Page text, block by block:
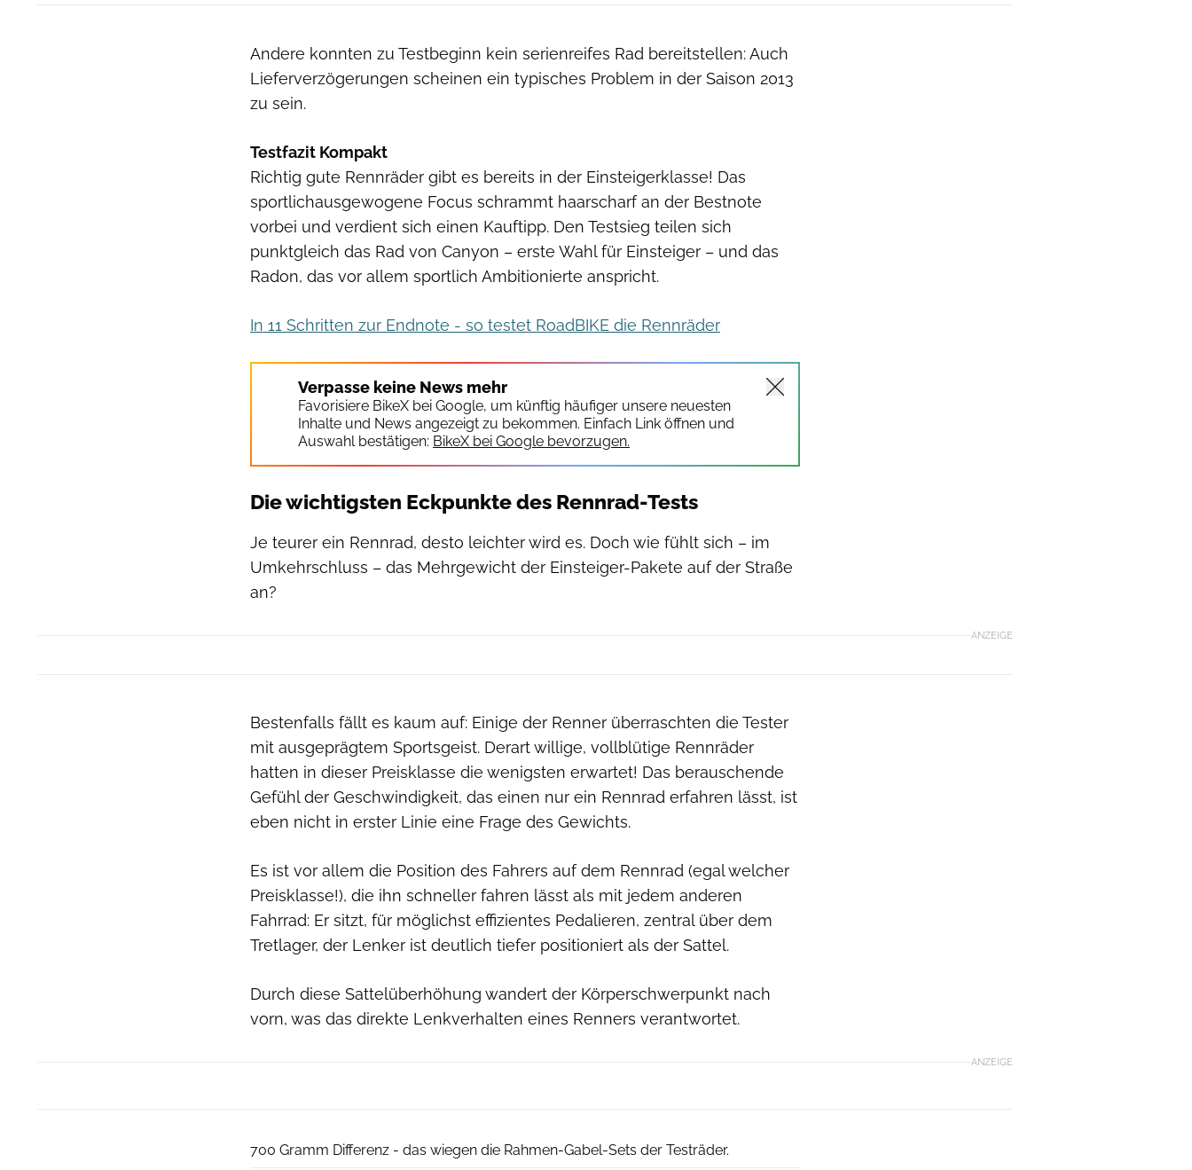
Andere konnten zu Testbeginn kein serienreifes Rad bereitstellen: Auch
Lieferverzögerungen scheinen ein typisches Problem in der Saison 2013
zu sein.
Testfazit Kompakt
Richtig gute Rennräder gibt es bereits in der Einsteigerklasse! Das
sportlichausgewogene Focus schrammt haarscharf an der Bestnote
vorbei und verdient sich einen Kauftipp. Den Testsieg teilen sich
punktgleich das Rad von Canyon – erste Wahl für Einsteiger – und das
Radon, das vor allem sportlich Ambitionierte anspricht.
In 11 Schritten zur Endnote - so testet RoadBIKE die Rennräder
Verpasse keine News mehr
Favorisiere BikeX bei Google, um künftig häufiger unsere neuesten
Inhalte und News angezeigt zu bekommen. Einfach Link öffnen und
Auswahl bestätigen: BikeX bei Google bevorzugen.
Die wichtigsten Eckpunkte des Rennrad-Tests
Je teurer ein Rennrad, desto leichter wird es. Doch wie fühlt sich – im
Umkehrschluss – das Mehrgewicht der Einsteiger-Pakete auf der Straße
an?
ANZEIGE
Bestenfalls fällt es kaum auf: Einige der Renner überraschten die Tester
mit ausgeprägtem Sportsgeist. Derart willige, vollblütige Rennräder
hatten in dieser Preisklasse die wenigsten erwartet! Das berauschende
Gefühl der Geschwindigkeit, das einen nur ein Rennrad erfahren lässt, ist
eben nicht in erster Linie eine Frage des Gewichts.
Es ist vor allem die Position des Fahrers auf dem Rennrad (egal welcher
Preisklasse!), die ihn schneller fahren lässt als mit jedem anderen
Fahrrad: Er sitzt, für möglichst effizientes Pedalieren, zentral über dem
Tretlager, der Lenker ist deutlich tiefer positioniert als der Sattel.
Durch diese Sattelüberhöhung wandert der Körperschwerpunkt nach
vorn, was das direkte Lenkverhalten eines Renners verantwortet.
ANZEIGE
700 Gramm Differenz - das wiegen die Rahmen-Gabel-Sets der Testräder.